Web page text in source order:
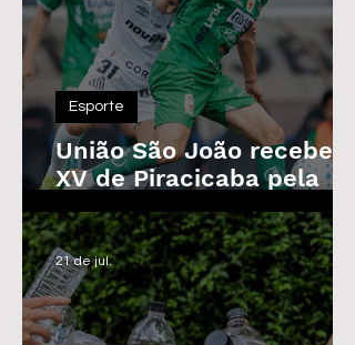
União São João recebe o
XV de Piracicaba pela
Copa Paulista nesta
quarta-feira
Esporte
21 de jul.